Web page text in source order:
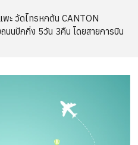
พะ วัดไทรหกต้น CANTON
นนปักกิ่ง 5วัน 3คืน โดยสายการบิน